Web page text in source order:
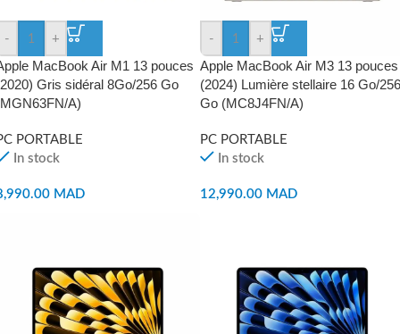
- +
MacBook Air M1 13 pouces
Gris sidéral 8Go/256 Go
A)
PORTABLE
In stock
MAD
- +
Apple MacBook Air M3 13 pouces
(2024) Lumière stellaire 16 Go/256
Go (MC8J4FN/A)
PC PORTABLE
In stock
12,990.00 MAD